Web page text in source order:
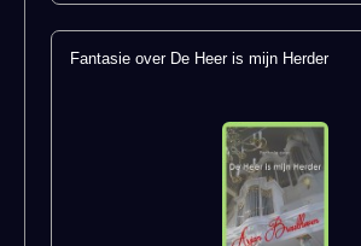
Fantasie over De Heer is mijn Herder